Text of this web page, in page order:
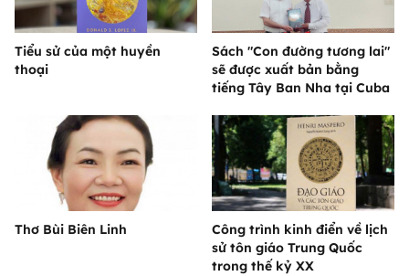
Tiểu sử của một huyền
thoại
Sách "Con đường tương lai"
sẽ được xuất bản bằng
tiếng Tây Ban Nha tại Cuba
Thơ Bùi Biên Linh
Công trình kinh điển về lịch
sử tôn giáo Trung Quốc
trong thế kỷ XX